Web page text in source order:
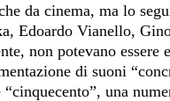
da cinema, ma lo
Edoardo Vianello,
non potevano essere
di suoni
una